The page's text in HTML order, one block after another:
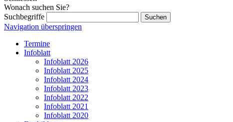
Wonach suchen Sie?
Suchbegriffe
Navigation überspringen
Termine
Infoblatt
Infoblatt 2026
Infoblatt 2025
Infoblatt 2024
Infoblatt 2023
Infoblatt 2022
Infoblatt 2021
Infoblatt 2020